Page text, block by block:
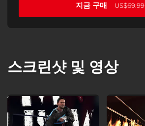
지금 구매 US$69.99
스크린샷 및 영상